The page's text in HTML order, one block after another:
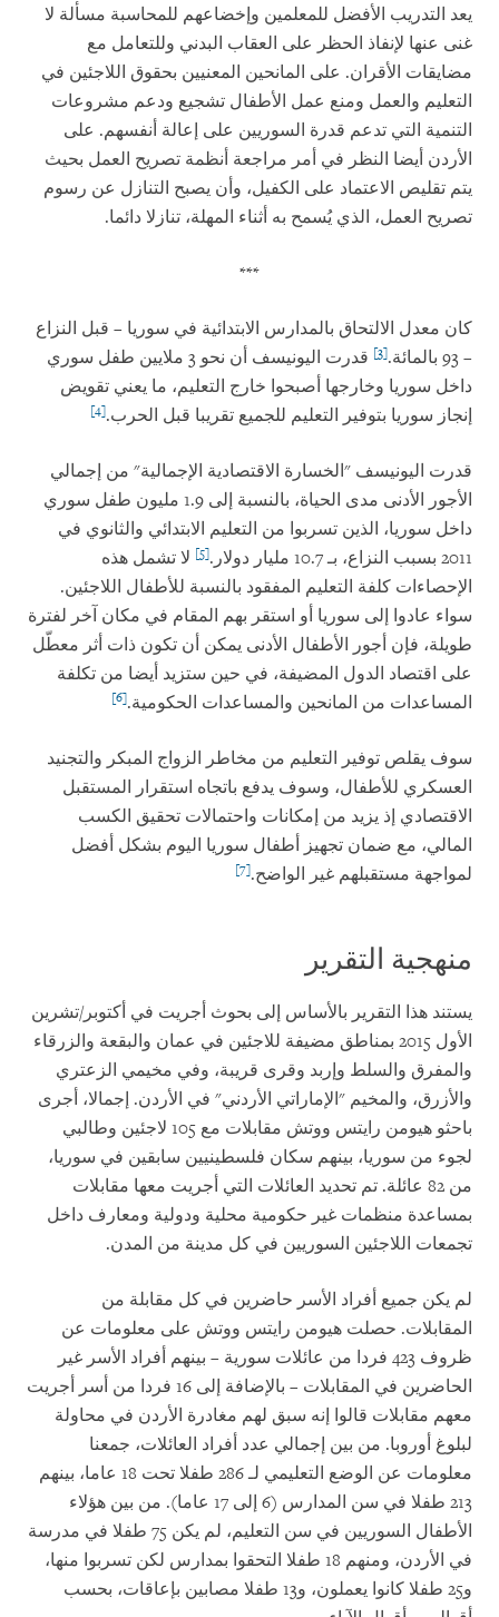
يعد التدريب الأفضل للمعلمين وإخضاعهم للمحاسبة مسألة لا
غنى عنها لإنفاذ الحظر على العقاب البدني وللتعامل مع
مضايقات الأقران. على المانحين المعنيين بحقوق اللاجئين في
التعليم والعمل ومنع عمل الأطفال تشجيع ودعم مشروعات
التنمية التي تدعم قدرة السوريين على إعالة أنفسهم. على
الأردن أيضا النظر في أمر مراجعة أنظمة تصريح العمل بحيث
يتم تقليص الاعتماد على الكفيل، وأن يصبح التنازل عن رسوم
تصريح العمل، الذي يُسمح به أثناء المهلة، تنازلا دائما.
***
كان معدل الالتحاق بالمدارس الابتدائية في سوريا – قبل النزاع
– 93 بالمائة.
[3]
قدرت اليونيسف أن نحو 3 ملايين طفل سوري
داخل سوريا وخارجها أصبحوا خارج التعليم، ما يعني تقويض
إنجاز سوريا بتوفير التعليم للجميع تقريبا قبل الحرب.[4]
قدرت اليونيسف "الخسارة الاقتصادية الإجمالية" من إجمالي
الأجور الأدنى مدى الحياة، بالنسبة إلى 1.9 مليون طفل سوري
داخل سوريا، الذين تسربوا من التعليم الابتدائي والثانوي في
2011 بسبب النزاع، بـ 10.7 مليار دولار.
[5] لا تشمل هذه
الإحصاءات كلفة التعليم المفقود بالنسبة للأطفال اللاجئين.
سواء عادوا إلى سوريا أو استقر بهم المقام في مكان آخر لفترة
طويلة، فإن أجور الأطفال الأدنى يمكن أن تكون ذات أثر معطّل
على اقتصاد الدول المضيفة، في حين ستزيد أيضا من تكلفة
المساعدات من المانحين والمساعدات الحكومية.[6]
سوف يقلص توفير التعليم من مخاطر الزواج المبكر والتجنيد
العسكري للأطفال، وسوف يدفع باتجاه استقرار المستقبل
الاقتصادي إذ يزيد من إمكانات واحتمالات تحقيق الكسب
المالي، مع ضمان تجهيز أطفال سوريا اليوم بشكل أفضل
لمواجهة مستقبلهم غير الواضح.[7]
منهجية التقرير
يستند هذا التقرير بالأساس إلى بحوث أجريت في أكتوبر/تشرين
الأول 2015 بمناطق مضيفة للاجئين في عمان والبقعة والزرقاء
والمفرق والسلط وإربد وقرى قريبة، وفي مخيمي الزعتري
والأزرق، والمخيم "الإماراتي الأردني" في الأردن. إجمالا، أجرى
باحثو هيومن رايتس ووتش مقابلات مع 105 لاجئين وطالبي
لجوء من سوريا، بينهم سكان فلسطينيين سابقين في سوريا،
من 82 عائلة. تم تحديد العائلات التي أجريت معها مقابلات
بمساعدة منظمات غير حكومية محلية ودولية ومعارف داخل
تجمعات اللاجئين السوريين في كل مدينة من المدن.
لم يكن جميع أفراد الأسر حاضرين في كل مقابلة من
المقابلات. حصلت هيومن رايتس ووتش على معلومات عن
ظروف 423 فردا من عائلات سورية – بينهم أفراد الأسر غير
الحاضرين في المقابلات – بالإضافة إلى 16 فردا من أسر أجريت
معهم مقابلات قالوا إنه سبق لهم مغادرة الأردن في محاولة
لبلوغ أوروبا. من بين إجمالي عدد أفراد العائلات، جمعنا
معلومات عن الوضع التعليمي لـ 286 طفلا تحت 18 عاما، بينهم
213 طفلا في سن المدارس (6 إلى 17 عاما). من بين هؤلاء
الأطفال السوريين في سن التعليم، لم يكن 75 طفلا في مدرسة
في الأردن، ومنهم 18 طفلا التحقوا بمدارس لكن تسربوا منها،
و25 طفلا كانوا يعملون، و13 طفلا مصابين بإعاقات، بحسب